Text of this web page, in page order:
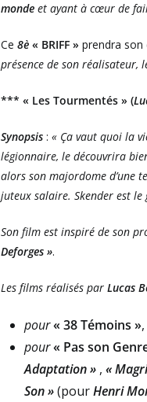
monde et ayant à cœur de
Ce 8è « BRIFF » prendra son
présence de son réalisateur,
*** « Les Tourmentés » (
Synopsis : « Ça vaut quoi la
légionnaire, le découvrira
alors son majordome d’une
juteux salaire. Skender est
Son film est inspiré de son
Deforges ».
Les films réalisés par Lucas
pour« 38 Témoins »
pour« Pas son
Adaptation » , «
Son »(pourHenri